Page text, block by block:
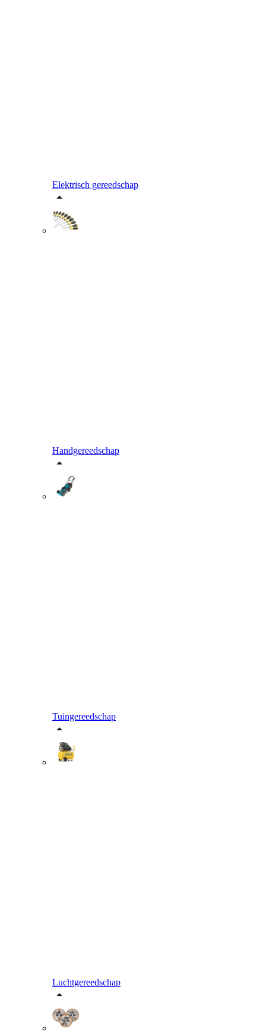
Elektrisch gereedschap
Handgereedschap
Tuingereedschap
Luchtgereedschap